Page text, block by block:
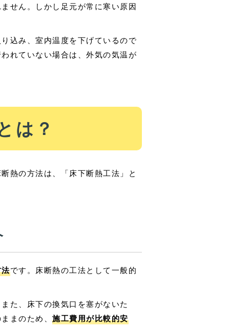
せん。しかし足元が常に寒い原因
込み、室内温度を下げているので
れていない場合は、外気の気温が
は？
熱の方法は、「床下断熱工法」と
です。床断熱の工法として一般的
た、床下の換気口を塞がないた
まのため、 施工費用が比較的安